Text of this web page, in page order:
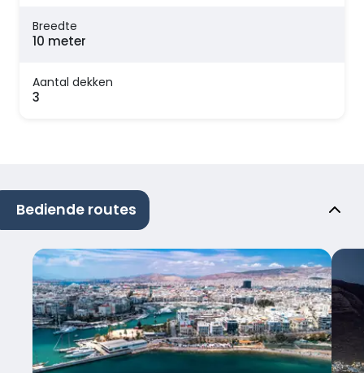
Breedte
10 meter
Aantal dekken
3
Bediende routes